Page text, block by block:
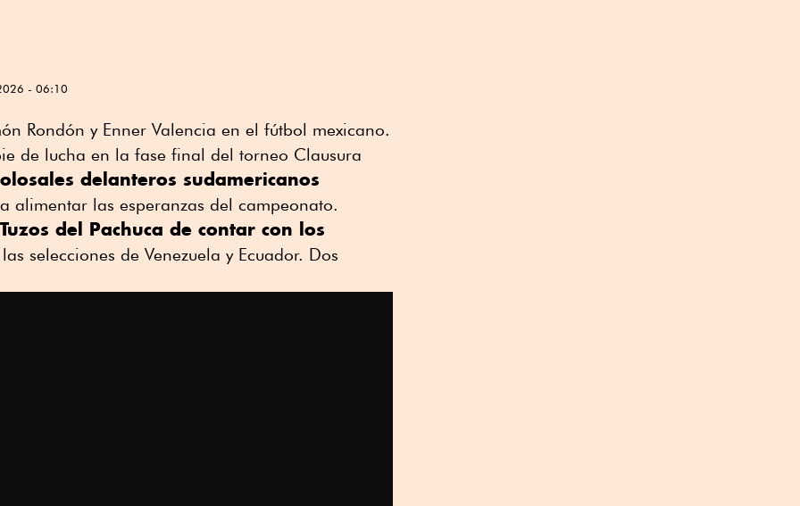
- 06:10
Rondón y Enner Valencia en el fútbol mexicano.
de lucha en la fase final del torneo Clausura
delanteros sudamericanos
alimentar las esperanzas del campeonato.
del Pachuca de contar con los
selecciones de Venezuela y Ecuador. Dos